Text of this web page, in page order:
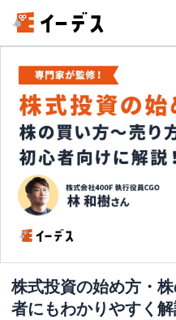
株式投資の始め方・
者にもわかりやすく